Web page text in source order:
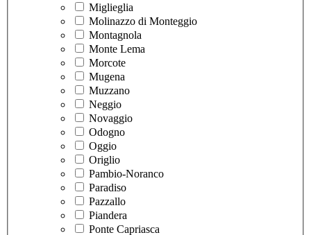
Miglieglia
Molinazzo di Monteggio
Montagnola
Monte Lema
Morcote
Mugena
Muzzano
Neggio
Novaggio
Odogno
Oggio
Origlio
Pambio-Noranco
Paradiso
Pazzallo
Piandera
Ponte Capriasca